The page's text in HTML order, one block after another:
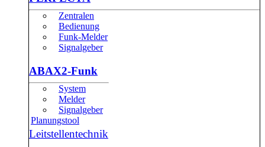
Zentralen
Bedienung
Funk-Melder
Signalgeber
ABAX2-Funk
System
Melder
Signalgeber
Planungstool
Leitstellentechnik